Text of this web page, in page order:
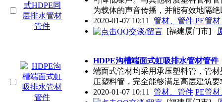
为载体的声音传播，并能有效地隔
2020-01-07 10:11 管材、管件 PE管
[福建厦门市]
HDPE沟槽端面式虹吸排水管材管件
端面式管材均采用承压塑料管，管
压塑料管，完全能够满足高层建筑要
2020-01-07 10:11 管材、管件 PE管